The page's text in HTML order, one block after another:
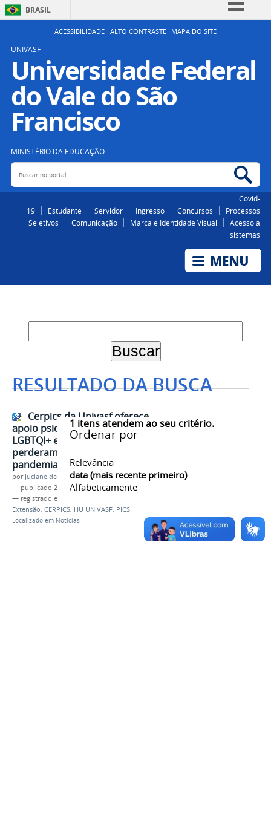
BRASIL
Simplifique!
Participe
Acesso à informação
Legislação
ACESSIBILIDADE ALTO CONTRASTE MAPA DO SITE
UNIVASF
Universidade Federal
do Vale do São
Francisco
MINISTÉRIO DA EDUCAÇÃO
Buscar no portal
Covid-
19
Estudante Servidor Ingresso Concursos
Processos
Seletivos
Comunicação Marca e Identidade Visual
Acesso a
sistemas
RESULTADO DA BUSCA
1 itens atendem ao seu critério.
Ordenar por
Relevância
data (mais recente primeiro)
Alfabeticamente
Cerpics da Univasf oferece
apoio psicológico à população
LGBTQI+ e a pessoas que
perderam entes queridos na
pandemia
por Juciane de Jesus Aleixo
— publicado 22/10/2020
— registrado em:
Extensão, CERPICS, HU UNIVASF, PICS
Localizado em Notícias